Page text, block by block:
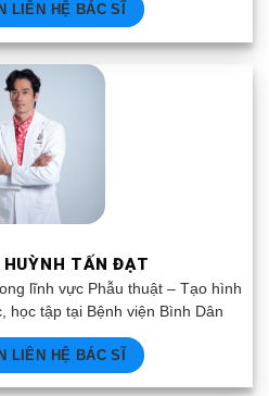
LIÊN HỆ BÁC SĨ
TẤN ĐẠT
lĩnh vực Phẫu thuật – Tạo hình
học tập tại Bệnh viện Bình Dân
LIÊN HỆ BÁC SĨ